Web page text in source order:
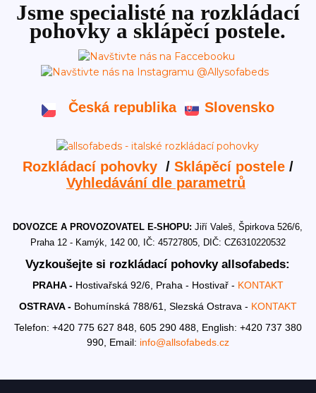
Jsme specialisté na rozkládací
pohovky a sklápěcí postele.
Česká republika Slovensko
Rozkládací pohovky / Sklápěcí postele/
Vyhledávání dle parametrů
DOVOZCE A PROVOZOVATEL E-SHOPU:Jiří Valeš, Špirkova 526/6,
Praha 12 - Kamýk, 142 00, IČ: 45727805, DIČ: CZ6310220532
Vyzkoušejte si rozkládací pohovky allsofabeds:
PRAHA - Hostivařská 92/6, Praha - Hostivař - KONTAKT
OSTRAVA - Bohumínská 788/61, Slezská Ostrava - KONTAKT
Telefon: +420 775 627 848, 605 290 488, English: +420 737 380
990, Email: info@allsofabeds.cz